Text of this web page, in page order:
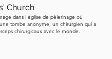
Church
dans l'église de pèlerinage où
tombe anonyme, un chirurgien qui a
chirurgicaux avec le monde.